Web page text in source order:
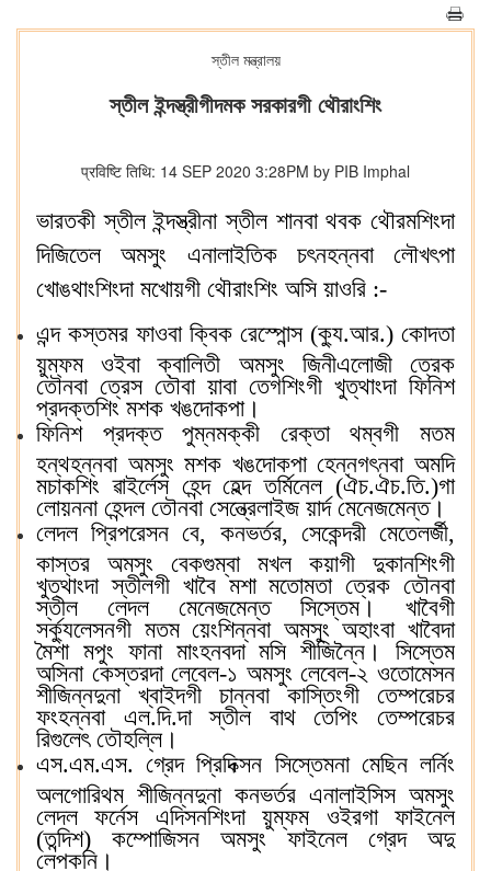
স্তীল মন্ত্রালয়
স্তীল ইন্দস্ত্রীগীদমক সরকারগী থৌরাংশিং
प्रविष्टि तिथि: 14 SEP 2020 3:28PM by PIB Imphal
ভারতকী স্তীল ইন্দস্ত্রীনা স্তীল শানবা থবক থৌরমশিংদা
দিজিতেল অমসুং এনালাইতিক চৎনহন্নবা লৌখৎপা
খোঙথাংশিংদা মখোয়গী থৌরাংশিং অসি য়াওরি :-
এন্দ কস্তমর ফাওবা ক্বিক রেস্পোন্স (ক্যু.আর.) কোদতা
য়ুম্ফম ওইবা ক্বালিতী অমসুং জিনীএলোজী ত্রেক
তৌনবা ত্রেস তৌবা য়াবা তেগশিংগী খুত্থাংদা ফিনিশ
প্রদক্তশিং মশক খঙদোকপা।
ফিনিশ প্রদক্ত পুম্নমক্কী রেক্তা থম্বগী মতম
হন্থহন্নবা অমসুং মশক খঙদোকপা হেন্নগৎনবা অমদি
মচাকশিং ৱাইর্লেস হেন্দ হেল্দ তর্মিনেল (ঐচ.ঐচ.তি.)গা
লোয়ননা হেন্দল তৌনবা সেন্ত্রেলাইজ য়ার্দ মেনেজমেন্ত।
লেদল প্রিপরেসন বে, কনভর্তর, সেকেন্দরী মেতেলর্জী,
কাস্তর অমসুং বেকগুম্বা মখল কয়াগী দুকানশিংগী
খুত্থাংদা স্তীলগী খাবৈ মশা মতোমতা ত্রেক তৌনবা
স্তীল লেদল মেনেজমেন্ত সিস্তেম। খাবৈগী
সর্ক্যুলেসনগী মতম য়েংশিন্নবা অমসুং অহাংবা খাবৈদা
মৈশা মপুং ফানা মাংহনবদা মসি শীজিন্নৈ। সিস্তেম
অসিনা কেস্তরদা লেবেল-১ অমসুং লেবেল-২ ওতোমেসন
শীজিন্নদুনা খ্বাইদগী চান্নবা কাস্তিংগী তেম্পরেচর
ফংহন্নবা এল.দি.দা স্তীল বাথ তেপিং তেম্পরেচর
রিগুলেৎ তৌহল্লি।
এস.এম.এস. গ্রেদ প্রিদিক্সন সিস্তেমনা মেছিন লর্নিং
অলগোরিথম শীজিন্নদুনা কনভর্তর এনালাইসিস অমসুং
লেদল ফর্নেস এদিসনশিংদা য়ুম্ফম ওইরগা ফাইনেল
(তন্দিশ) কম্পোজিসন অমসুং ফাইনেল গ্রেদ অদু
লেপকনি।